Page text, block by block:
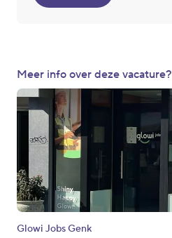
Meer info over deze vacature?
Glowi Jobs Genk